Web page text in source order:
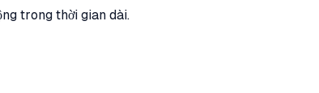
trong thời gian dài.